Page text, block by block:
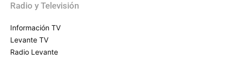
Radio y Televisión
Información TV
Levante TV
Radio Levante